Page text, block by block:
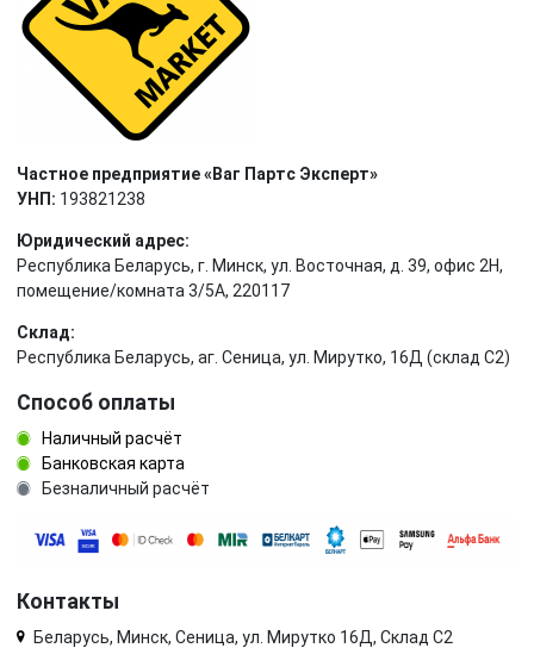
Частное предприятие «Ваг Партс Эксперт»
УНП: 193821238
Юридический адрес:
Республика Беларусь, г. Минск, ул. Восточная, д. 39, офис 2Н,
помещение/комната 3/5А, 220117
Склад:
Республика Беларусь, аг. Сеница, ул. Мирутко, 16Д (склад С2)
Способ оплаты
Наличный расчёт
Банковская карта
Безналичный расчёт
Контакты
Беларусь, Минск, Сеница, ул. Мирутко 16Д, Склад С2